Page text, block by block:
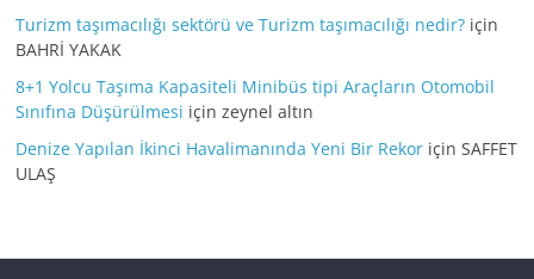
Turizm taşımacılığı sektörü ve Turizm taşımacılığı nedir? için
BAHRİ YAKAK
8+1 Yolcu Taşıma Kapasiteli Minibüs tipi Araçların Otomobil
Sınıfına Düşürülmesi içinzeynel altın
Denize Yapılan İkinci Havalimanında Yeni Bir Rekor içinSAFFET
ULAŞ